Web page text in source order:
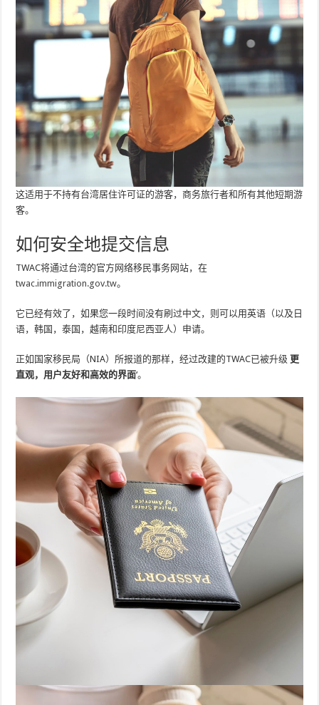
这适用于不持有台湾居住许可证的游客，商务旅行者和所有其他短期游
客。
如何安全地提交信息
TWAC将通过台湾的官方网络移民事务网站，在
twac.immigration.gov.tw。
它已经有效了，如果您一段时间没有刷过中文，则可以用英语（以及日
语，韩国，泰国，越南和印度尼西亚人）申请。
正如国家移民局（NIA）所报道的那样，经过改建的TWAC已被升级 更
直观，用户友好和高效的界面‘。